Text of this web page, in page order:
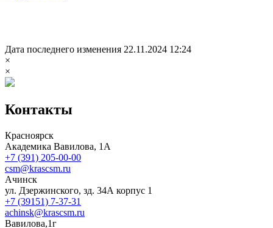
Дата последнего изменения 22.11.2024 12:24
×
×
Контакты
Красноярск
Академика Вавилова, 1А
+7 (391) 205-00-00
csm@krascsm.ru
Ачинск
ул. Дзержинского, зд. 34А корпус 1
+7 (39151) 7-37-31
achinsk@krascsm.ru
Вавилова,1г